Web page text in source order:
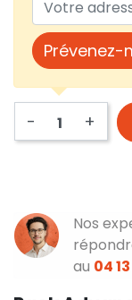
Prévenez-
- +
Nos
au 04